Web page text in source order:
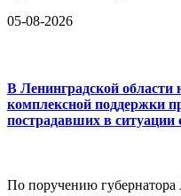
05-08-2026
В Ленинградской области
комплексной поддержки
пострадавших в ситуации
По поручению губернатора